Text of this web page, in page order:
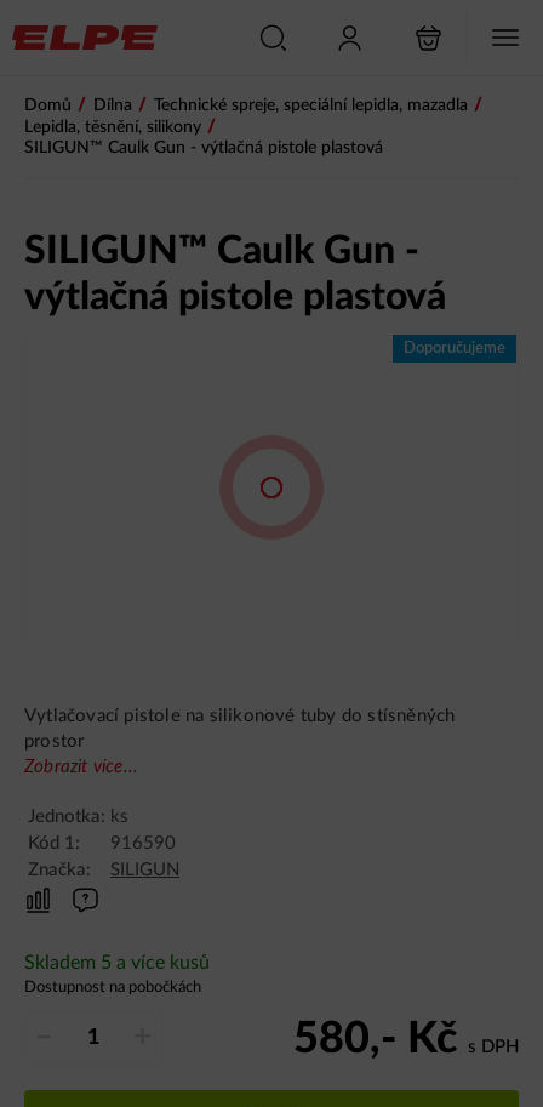
Domů / Dílna / Technické spreje, speciální lepidla, mazadla /
Lepidla, těsnění, silikony /
SILIGUN™ Caulk Gun - výtlačná pistole plastová
SILIGUN™ Caulk Gun -
výtlačná pistole plastová
Doporučujeme
Vytlačovací pistole na silikonové tuby do stísněných
prostor
Zobrazit více...
Jednotka: ks
Kód 1:
916590
Značka:
SILIGUN
Skladem 5 a více kusů
Dostupnost na pobočkách
580,- Kč s DPH